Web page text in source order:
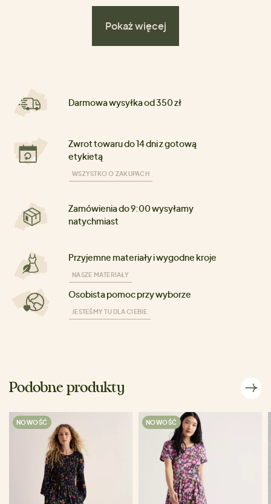
Pokaż więcej
Darmowa wysyłka od 350 zł
Zwrot towaru do 14 dni z gotową
etykietą
WSZYSTKO O ZAKUPACH
Zamówienia do 9:00 wysyłamy
natychmiast
Przyjemne materiały i wygodne kroje
NASZE MATERIAŁY
Osobista pomoc przy wyborze
JESTEŚMY TU DLA CIEBIE
Podobne produkty
NOWOŚĆ NOWOŚĆ